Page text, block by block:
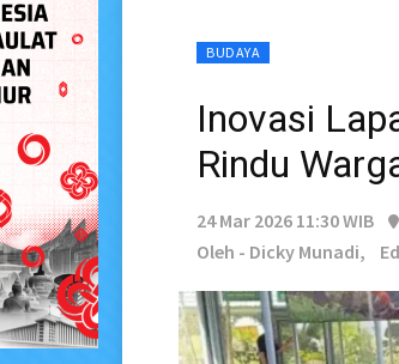
BUDAYA
Inovasi
Rindu
24 Mar 2026 11:30 WIB
Oleh - Dicky Munadi,